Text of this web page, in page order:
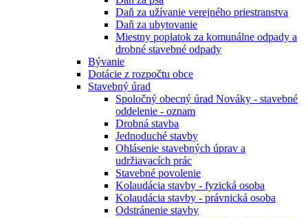
Daň za užívanie verejného priestranstva
Daň za ubytovanie
Miestny poplatok za komunálne odpady a
drobné stavebné odpady
Bývanie
Dotácie z rozpočtu obce
Stavebný úrad
Spoločný obecný úrad Nováky - stavebné
oddelenie - oznam
Drobná stavba
Jednoduché stavby
Ohlásenie stavebných úprav a
udržiavacích prác
Stavebné povolenie
Kolaudácia stavby - fyzická osoba
Kolaudácia stavby - právnická osoba
Odstránenie stavby